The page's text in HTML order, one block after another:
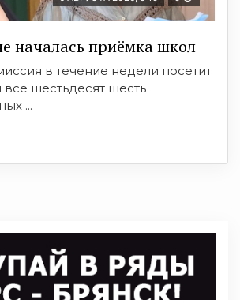
началась приёмка школ
в течение недели посетит
шестьдесят шесть
...